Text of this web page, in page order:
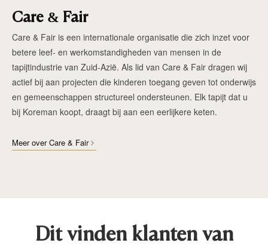
Care & Fair
Care & Fair is een internationale organisatie die zich inzet voor
betere leef- en werkomstandigheden van mensen in de
tapijtindustrie van Zuid-Azië. Als lid van Care & Fair dragen wij
actief bij aan projecten die kinderen toegang geven tot onderwijs
en gemeenschappen structureel ondersteunen. Elk tapijt dat u
bij Koreman koopt, draagt bij aan een eerlijkere keten.
Meer over Care & Fair
Dit vinden klanten van